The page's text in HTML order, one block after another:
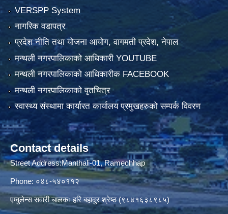
VERSPP System
नागरिक वडापत्र
प्रदेश नीति तथा योजना आयोग, वागमती प्रदेश, नेपाल
मन्थली नगरपालिकाको आधिकारी YOUTUBE
मन्थली नगरपालिकाको आधिकारीक FACEBOOK
मन्थली नगरपालिकाको वृतचित्र
स्वास्थ्य संस्थामा कार्यारत कार्यालय प्रमुखहरुको सम्पर्क विवरण
Contact details
Street Address:Manthali-01, Ramechhap
Phone: ०४८-५४०११२
एम्वुलेन्स सवारी चालकः हरि बहादुर श्रेष्ठ (९८४१६३८९८५)